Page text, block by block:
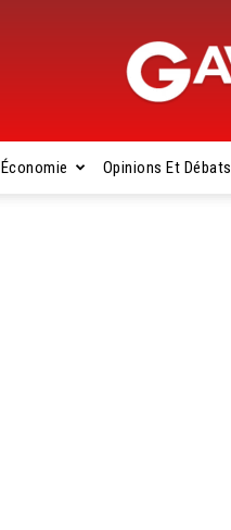
Économie Opinions Et Débats